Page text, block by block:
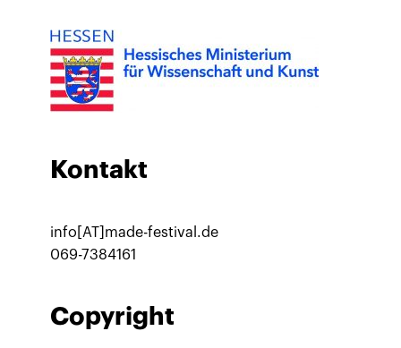
Kontakt
info[AT]made-festival.de
069-7384161
Copyright